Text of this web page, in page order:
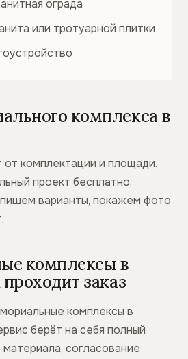
ограда
или тротуарной плитки
комплекса в
от комплектации и площади.
проект бесплатно.
варианты, покажем фото
комплексы в
заказ
комплексы в
берёт на себя полный
согласование